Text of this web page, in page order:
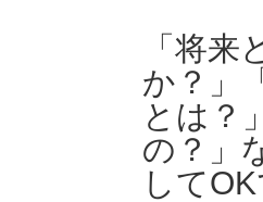
「将
か？」
とは？
の？」
して